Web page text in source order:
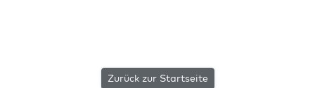
Zurück zur Startseite